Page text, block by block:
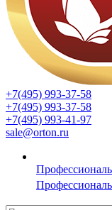
+7(495) 993-37-58
+7(495) 993-37-58
+7(495) 993-41-97
sale@orton.ru